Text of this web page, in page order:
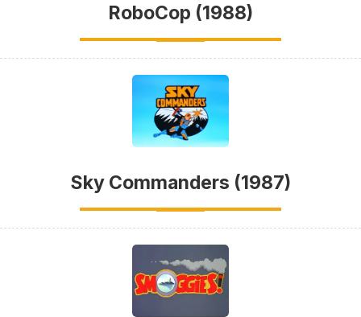
RoboCop (1988)
Sky Commanders (1987)